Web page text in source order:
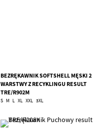
BEZRĘKAWNIK SOFTSHELL MĘSKI 2
WARSTWY Z RECYKLINGU RESULT
TRE/R902M
S M L XL XXL 3XL